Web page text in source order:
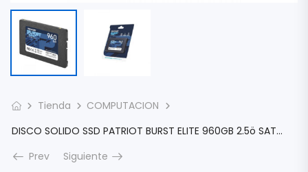
Tienda
COMPUTACION
DISCO SOLIDO SSD PATRIOT BURST ELITE 960GB 2.5ö SATA 3 PBE960GS25SSDR
Prev
Siguiente